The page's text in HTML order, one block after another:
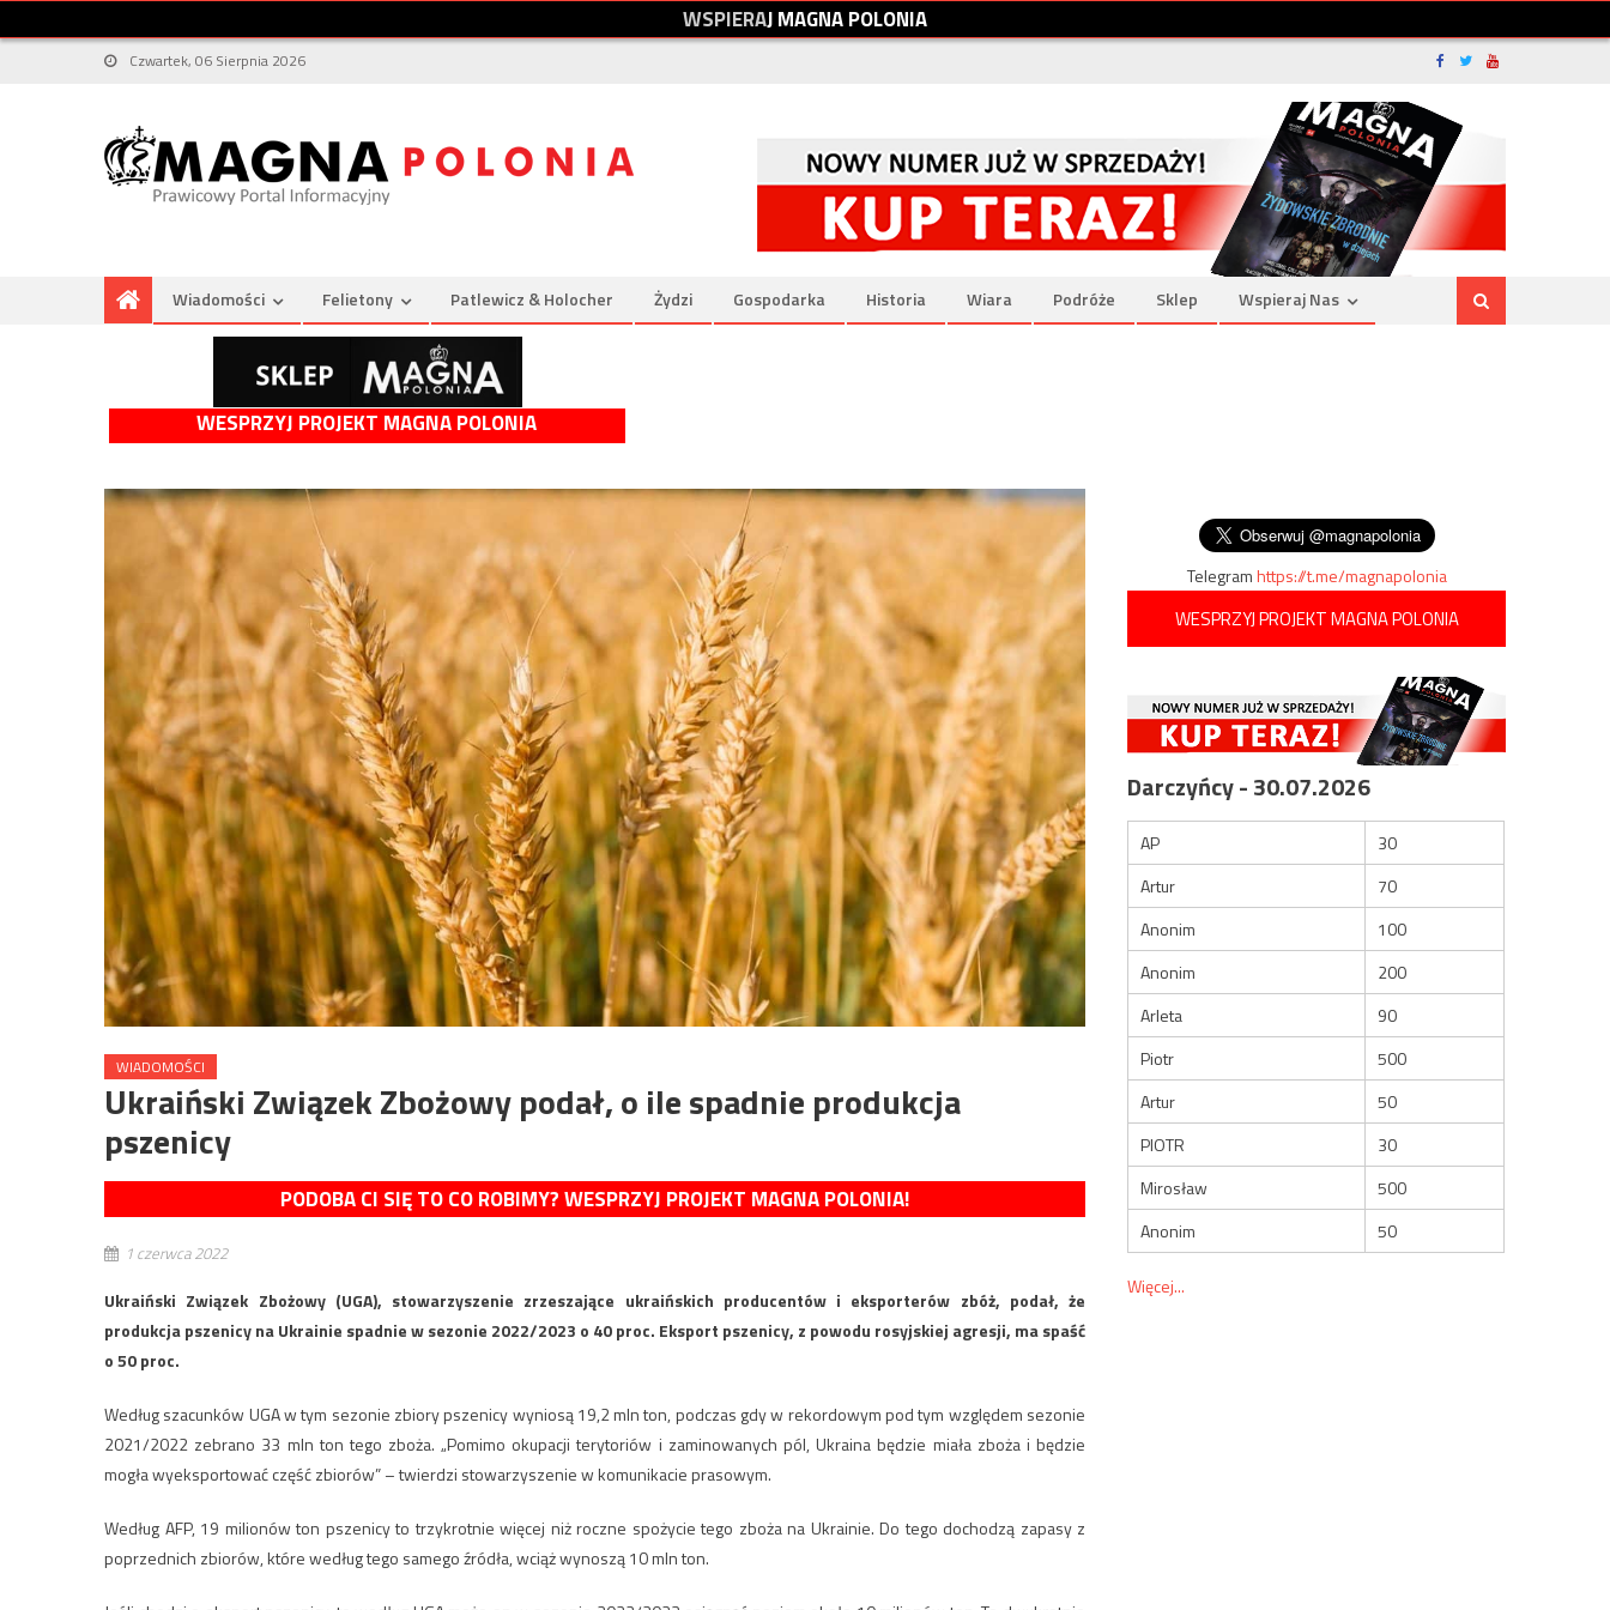
WSPIERAJMAGNAPOLONIA
Czwartek, 06 Sierpnia 2026
Wiadomości Felietony Patlewicz & Holocher Żydzi Gospodarka Historia Wiara Podróże Sklep Wspieraj Nas
WESPRZYJ PROJEKT MAGNA POLONIA
WIADOMOŚCI
Ukraiński Związek Zbożowy podał, o ile spadnie produkcja
pszenicy
PODOBA CI SIĘ TO CO ROBIMY? WESPRZYJ PROJEKT MAGNA POLONIA!
1 czerwca 2022
Ukraiński Związek Zbożowy (UGA), stowarzyszenie zrzeszające ukraińskich producentów i eksporterów zbóż, podał, że
produkcja pszenicy na Ukrainie spadnie w sezonie 2022/2023 o 40 proc. Eksport pszenicy, z powodu rosyjskiej agresji, ma spaść
o 50 proc.
Według szacunków UGA w tym sezonie zbiory pszenicy wyniosą 19,2 mln ton, podczas gdy w rekordowym pod tym względem sezonie
2021/2022 zebrano 33 mln ton tego zboża. „Pomimo okupacji terytoriów i zaminowanych pól, Ukraina będzie miała zboża i będzie
mogła wyeksportować część zbiorów” – twierdzi stowarzyszenie w komunikacie prasowym.
Według AFP, 19 milionów ton pszenicy to trzykrotnie więcej niż roczne spożycie tego zboża na Ukrainie. Do tego dochodzą zapasy z
poprzednich zbiorów, które według tego samego źródła, wciąż wynoszą 10 mln ton.
Telegramhttps://t.me/magnapolonia
WESPRZYJ PROJEKT MAGNA POLONIA
Darczyńcy - 30.07.2026
AP
30
Artur
70
Anonim
100
Anonim
200
Arleta
90
Piotr
500
Artur
50
PIOTR
30
Mirosław
500
Anonim
50
Więcej...